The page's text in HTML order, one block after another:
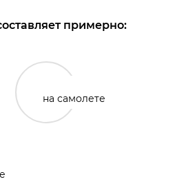
примерно:
на самолете